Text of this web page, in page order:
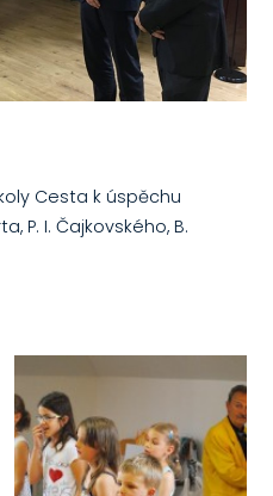
Cesta k úspěchu
P. I. Čajkovského, B.